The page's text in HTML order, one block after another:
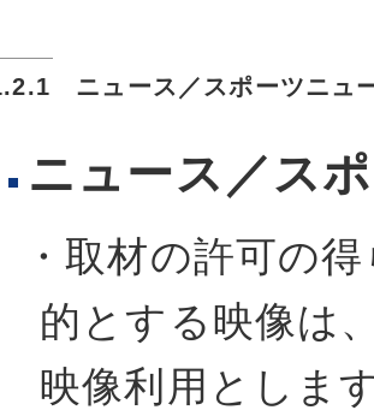
ニュース／スポーツニュ
ニュース／ス
・取材の許可の
的とする映像は
映像利用としま